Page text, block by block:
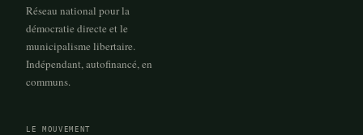
Réseau national pour la
démocratie directe et le
municipalisme libertaire.
Indépendant, autofinancé, en
communs.
LE MOUVEMENT